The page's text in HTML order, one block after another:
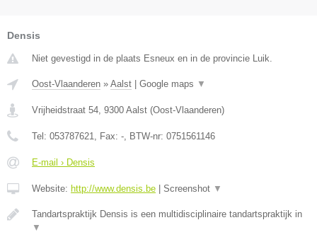
Densis
Niet gevestigd in de plaats Esneux en in de provincie Luik.
Oost-Vlaanderen » Aalst Google maps ▼
Vrijheidstraat 54, 9300 Aalst (Oost-Vlaanderen)
Tel: 053787621, Fax: -, BTW-nr: 0751561146
E-mail › Densis
Website: http://www.densis.be Screenshot ▼
Tandartspraktijk Densis is een multidisciplinaire tandartspraktijk in
▼